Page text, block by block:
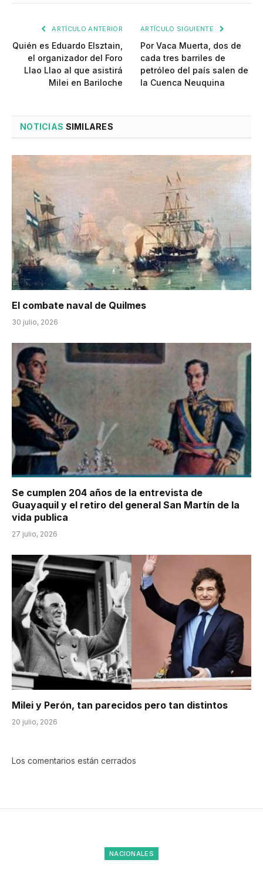
ARTÍCULO ANTERIOR
Quién es Eduardo Elsztain,
el organizador del Foro
Llao Llao al que asistirá
Milei en Bariloche
ARTÍCULO SIGUIENTE
Por Vaca Muerta, dos de
cada tres barriles de
petróleo del país salen de
la Cuenca Neuquina
NOTICIAS SIMILARES
El combate naval de Quilmes
30 julio, 2026
Se cumplen 204 años de la entrevista de
Guayaquil y el retiro del general San Martín de la
vida publica
27 julio, 2026
Milei y Perón, tan parecidos pero tan distintos
20 julio, 2026
Los comentarios están cerrados
NACIONALES